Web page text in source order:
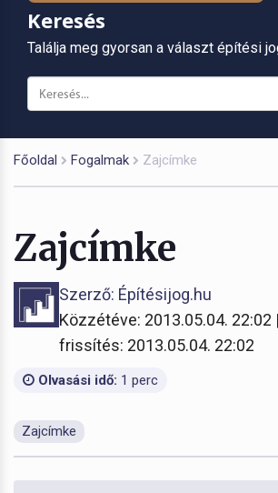
Keresés
Találja meg gyorsan a választ építési
Főoldal Fogalmak Zajcímke
Zajcímke
Szerző: Építésijog.hu
Közzétéve: 2013.05.04. 22:02
frissítés: 2013.05.04. 22:02
Olvasási idő: 1 perc
Zajcímke